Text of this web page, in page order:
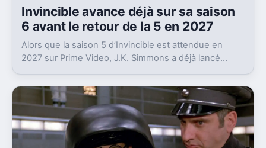
Invincible avance déjà sur sa saison
6 avant le retour de la 5 en 2027
Alors que la saison 5 d’Invincible est attendue en
2027 sur Prime Video, J.K. Simmons a déjà lancé